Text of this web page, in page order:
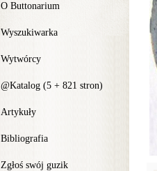
O Buttonarium
Wyszukiwarka
Wytwórcy
@Katalog (5 + 821 stron)
Artykuły
Bibliografia
Zgłoś swój guzik